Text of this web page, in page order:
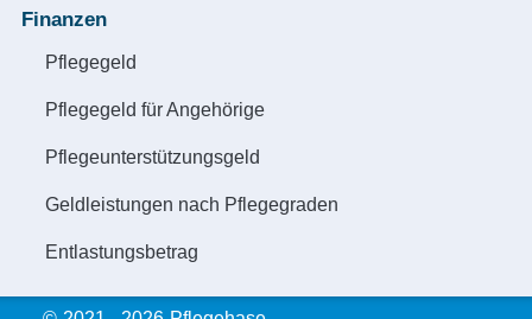
Finanzen
Pflegegeld
Pflegegeld für Angehörige
Pflegeunterstützungsgeld
Geldleistungen nach Pflegegraden
Entlastungsbetrag